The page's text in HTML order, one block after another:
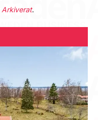
Arkiverat.